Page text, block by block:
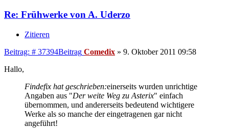
Re: Frühwerke von A. Uderzo
Zitieren
Beitrag: # 37394Beitrag Comedix » 9. Oktober 2011 09:58
Hallo,
Findefix hat geschrieben:einerseits wurden unrichtige
Angaben aus "Der weite Weg zu Asterix" einfach
übernommen, und andererseits bedeutend wichtigere
Werke als so manche der eingetragenen gar nicht
angeführt!